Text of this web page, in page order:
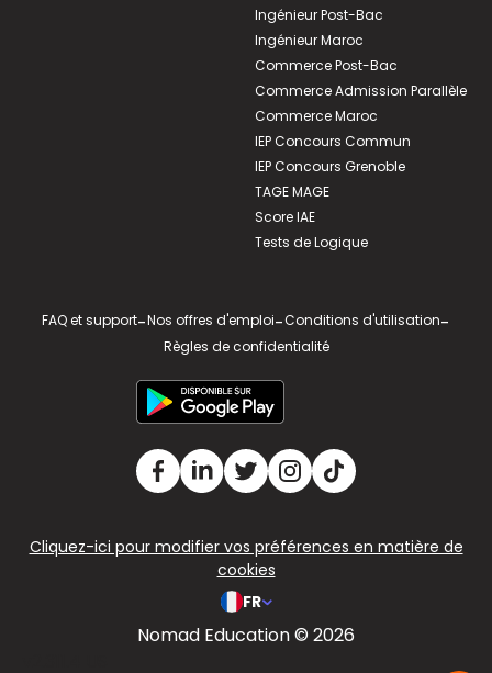
Ingénieur Post-Bac
Ingénieur Maroc
Commerce Post-Bac
Commerce Admission Parallèle
Commerce Maroc
IEP Concours Commun
IEP Concours Grenoble
TAGE MAGE
Score IAE
Tests de Logique
FAQ et support-Nos offres d'emploi-Conditions d'utilisation-
Règles de confidentialité
Cliquez-ici pour modifier vos préférences en matière de
cookies
FR
Nomad Education © 2026